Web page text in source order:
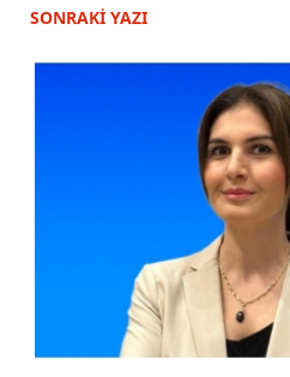
SONRAKİ YAZI